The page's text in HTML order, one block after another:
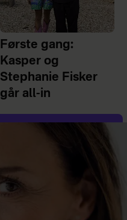
Første gang:
Kasper og
Stephanie Fisker
går all-in